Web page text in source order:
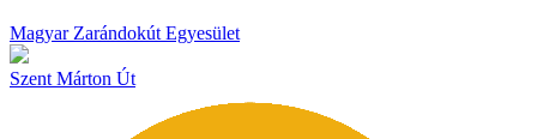
Magyar Zarándokút Egyesület
Szent Márton Út